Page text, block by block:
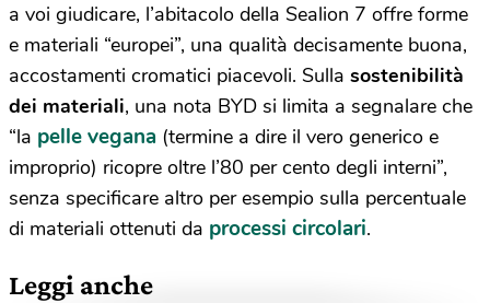
a voi giudicare, l’abitacolo della Sealion 7 offre forme
e materiali “europei”, una qualità decisamente buona,
accostamenti cromatici piacevoli. Sulla sostenibilità
dei materiali, una nota BYD si limita a segnalare che
“la pelle vegana (termine a dire il vero generico e
improprio) ricopre oltre l’80 per cento degli interni”,
senza specificare altro per esempio sulla percentuale
di materiali ottenuti da processi circolari.
Leggi anche